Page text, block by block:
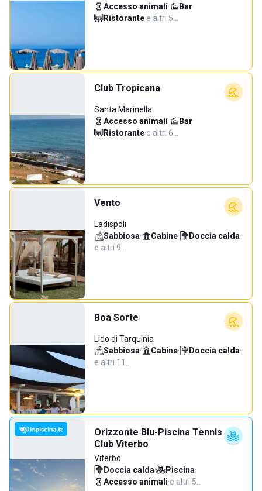
Accesso animali· Bar·
Ristorante·e altri 5…
Club Tropicana
Santa Marinella
Accesso animali· Bar·
Ristorante·e altri 6…
Vento
Ladispoli
Sabbiosa· Cabine· Doccia calda·
e altri 9…
Boa Sorte
Lido di Tarquinia
Sabbiosa· Cabine· Doccia calda·
e altri 11…
Orizzonte Blu-Piscina Tennis
Club Viterbo
Viterbo
Doccia calda· Piscina·
Accesso animali·e altri 5…